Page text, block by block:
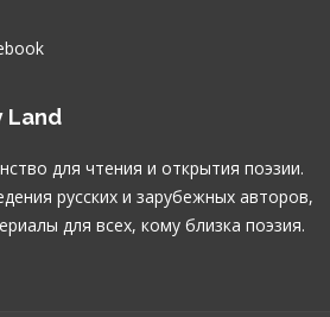
Land
для чтения и открытия поэзии.
русских и зарубежных авторов,
для всех, кому близка поэзия.